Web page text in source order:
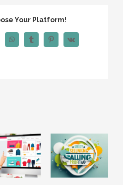
Your Platform!
WhatsAppTumblr PinterestVk